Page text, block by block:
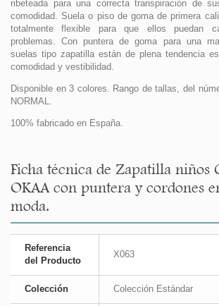
ribeteada para una correcta transpiración de
comodidad. Suela o piso de goma de primera
totalmente flexible para que ellos puedan
problemas. Con puntera de goma para una
suelas tipo zapatilla están de plena tendencia
comodidad y vestibilidad.
Disponible en 3 colores. Rango de tallas, del
NORMAL.
100% fabricado en España.
Ficha técnica de Zapatilla niños
OKAA con puntera y cordones
moda.
Referencia
del Producto
X063
Colección Colección Estándar